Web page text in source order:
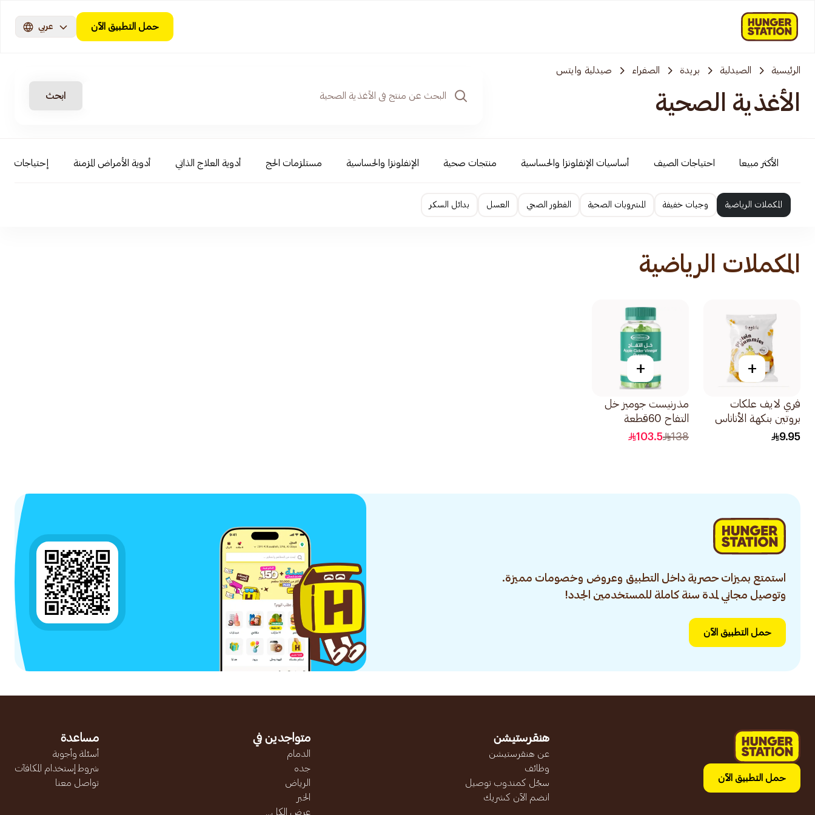
حمل التطبيق الآن عربي
الرئيسية الصيدلية بريدة الصفراء صيدلية وايتس
الأغذية الصحية ابحث
الأكثر مبيعا احتياجات الصيف أساسيات الإنفلونزا والحساسية منتجات صحية الإنفلونزا والحساسية مستلزمات الحج أدوية العلاج الذاتي أدوية الأمراض المزمنة إحتياجات
المكملات الرياضية وجبات خفيفة المشروبات الصحية الفطور الصحي العسل بدائل السكر
المكملات الرياضية
+
فري لايف علكات
بروتين بنكهة الأناناس
32جرام
9.95
+
مذرنيست جوميز خل
التفاح 60قطعة
138
103.5
استمتع بميزات حصرية داخل التطبيق وعروض وخصومات مميزة.
وتوصيل مجاني لمدة سنة كاملة للمستخدمين الجدد!
حمل التطبيق الآن
حمل التطبيق الآن
هنقرستيشن
عن هنقرستيشن
وظائف
سجّل كمندوب توصيل
انضم الآن كشريك
متواجدين في
الدمام
جده
الرياض
الخبر
عرض الكل...
مساعدة
أسئلة وأجوبة
شروط إستخدام المكافآت
تواصل معنا